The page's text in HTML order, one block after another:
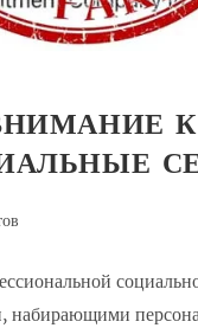
набирающими